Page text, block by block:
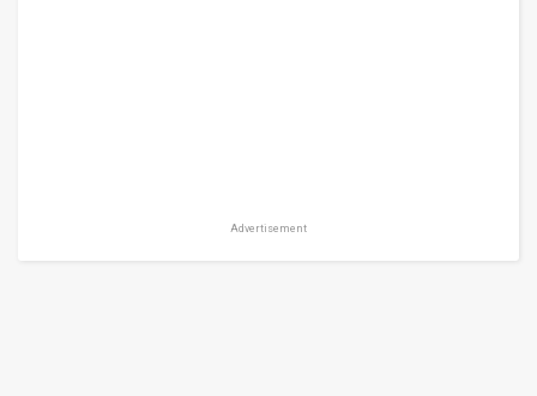
Advertisement